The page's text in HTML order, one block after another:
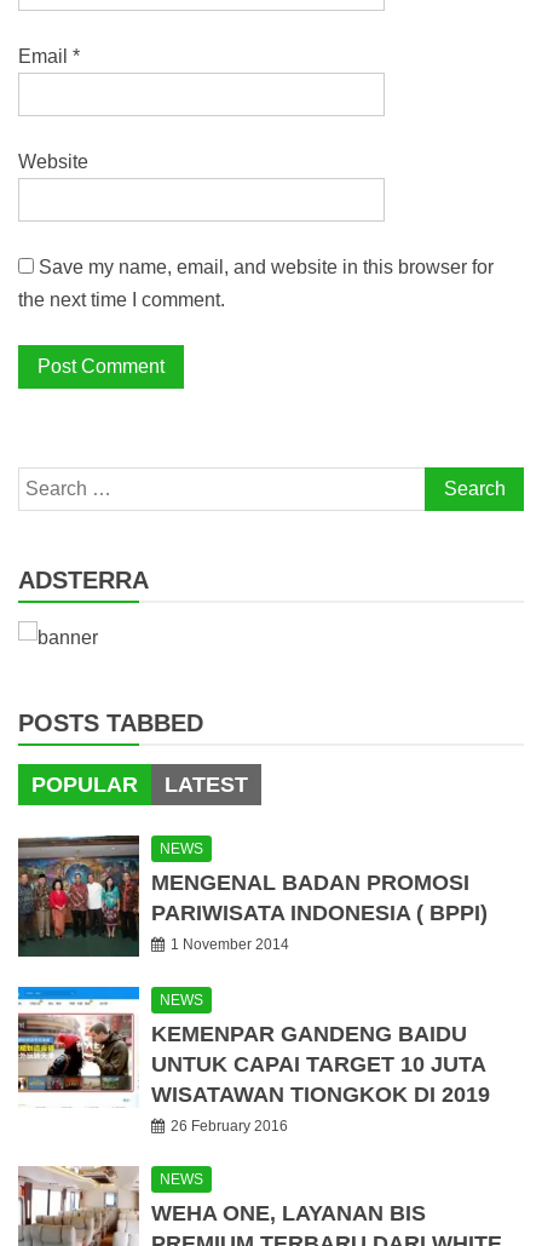
Email *
Website
Save my name, email, and website in this browser for
the next time I comment.
Search
for:
ADSTERRA
POSTS TABBED
POPULAR LATEST
NEWS
MENGENAL BADAN PROMOSI
PARIWISATA INDONESIA ( BPPI)
1 November 2014
NEWS
KEMENPAR GANDENG BAIDU
UNTUK CAPAI TARGET 10 JUTA
WISATAWAN TIONGKOK DI 2019
26 February 2016
NEWS
WEHA ONE, LAYANAN BIS